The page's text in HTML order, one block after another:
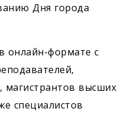
Дня города
онлайн-формате с
магистрантов высших
специалистов